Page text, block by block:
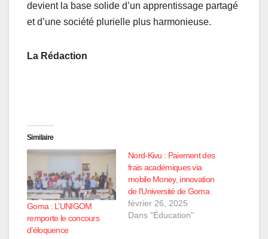
devient la base solide d’un apprentissage partagé
et d’une société plurielle plus harmonieuse.
La Rédaction
Similaire
Goma : L’UNIGOM
remporte le concours
d’éloquence
Nord-Kivu : Paiement des
frais académiques via
mobile Money, innovation
de l’Université de Goma
février 26, 2025
Dans "Éducation"